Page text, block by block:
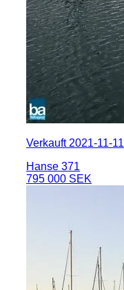
Verkauft 2021-11-11
Hanse 371
795 000 SEK